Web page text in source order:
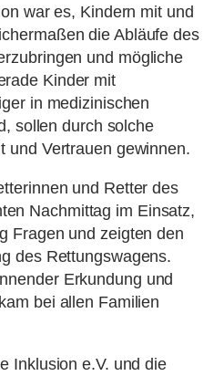
war es, Kindern mit und
die Abläufe des
und mögliche
Kinder mit
in medizinischen
sollen durch solche
und Vertrauen gewinnen.
und Retter des
Nachmittag im Einsatz,
Fragen und zeigten den
des Rettungswagens.
Erkundung und
bei allen Familien
Inklusion e.V. und die